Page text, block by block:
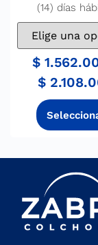
(14) días
$
$